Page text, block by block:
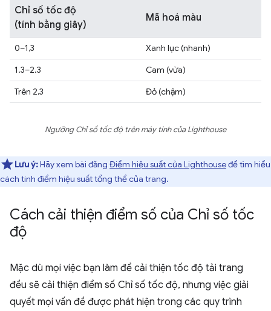
Chỉ số tốc độ
(tính bằng giây)
Mã hoá màu
0–1,3
Xanh lục (nhanh)
1.3–2.3
Cam (vừa)
Trên 2,3
Đỏ (chậm)
Ngưỡng Chỉ số tốc độ trên máy tính của Lighthouse
Lưu ý:Hãy xem bài đăng Điểm hiệu suất của Lighthouseđể tìm hiểu
cách tính điểm hiệu suất tổng thể của trang.
Cách cải thiện điểm số của Chỉ số tốc
độ
Mặc dù mọi việc bạn làm để cải thiện tốc độ tải trang
đều sẽ cải thiện điểm số Chỉ số tốc độ, nhưng việc giải
quyết mọi vấn đề được phát hiện trong các quy trình